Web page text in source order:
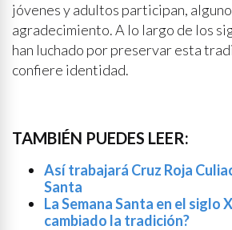
jóvenes y adultos participan,
agradecimiento. A lo largo de los
han luchado por preservar esta
confiere identidad.
TAMBIÉN PUEDES LEER:
Así trabajará Cruz Roja
Santa
La Semana Santa en el siglo
cambiado la tradición?